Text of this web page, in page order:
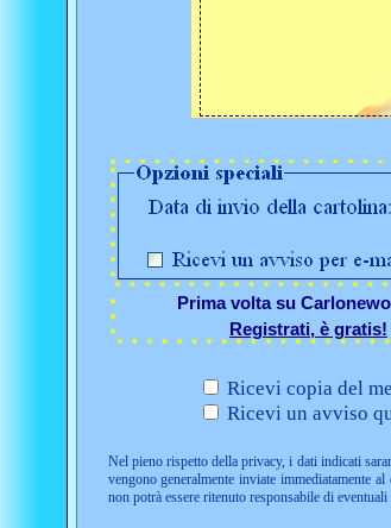
Prima volta su
Registrati, è gratis!
Ricevi copia del
Ricevi un avviso
Nel pieno rispetto della privacy, i dati indicati
vengono generalmente inviate immediatamente
non potrà essere ritenuto responsabile di